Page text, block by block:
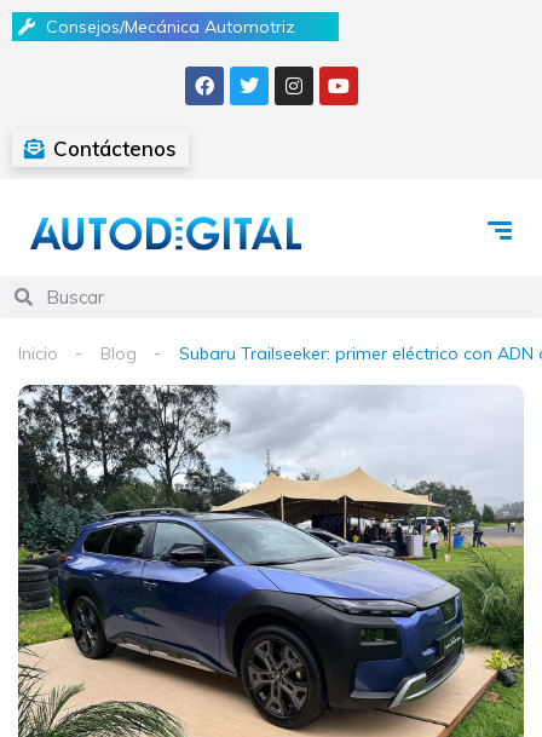
Consejos/Mecánica Automotriz
Contáctenos
Inicio Blog Subaru Trailseeker: primer eléctrico con